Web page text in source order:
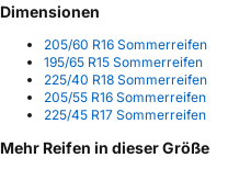
Dimensionen
205/60 R16 Sommerreifen
195/65 R15 Sommerreifen
225/40 R18 Sommerreifen
205/55 R16 Sommerreifen
225/45 R17 Sommerreifen
Mehr Reifen in dieser Größe